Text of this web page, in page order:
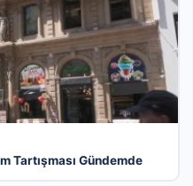
Tartışması Gündemde